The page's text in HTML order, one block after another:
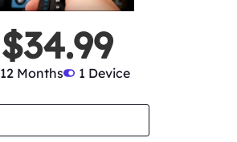
$34.99
12 Months
1 Device